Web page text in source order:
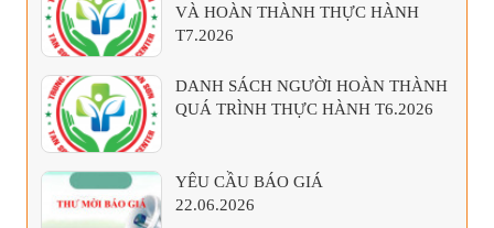
VÀ HOÀN THÀNH THỰC HÀNH
T7.2026
DANH SÁCH NGƯỜI HOÀN THÀNH
QUÁ TRÌNH THỰC HÀNH T6.2026
YÊU CẦU BÁO GIÁ
22.06.2026